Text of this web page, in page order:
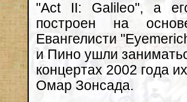
"Act II: Galileo", а
построен на
Евангелисти
и Пино ушли
концертах 2002 года
Омар Зонсада.